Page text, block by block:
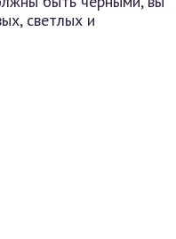
светлых и